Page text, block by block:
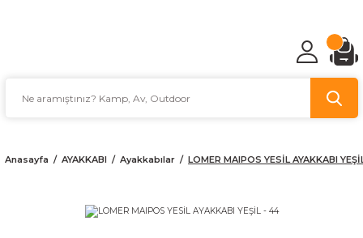
Anasayfa AYAKKABI Ayakkabılar LOMER MAIPOS YESİL AYAKKABI